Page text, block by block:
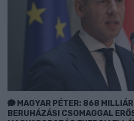
MAGYAR PÉTER: 868
BERUHÁZÁSI CSOMAGGAL